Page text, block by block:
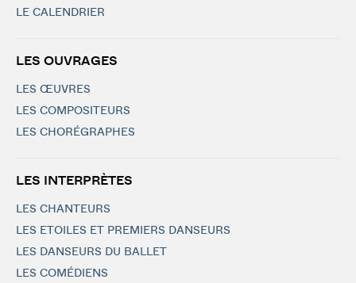
LE CALENDRIER
LES OUVRAGES
LES ŒUVRES
LES COMPOSITEURS
LES CHORÉGRAPHES
LES INTERPRÈTES
LES CHANTEURS
LES ETOILES ET PREMIERS DANSEURS
LES DANSEURS DU BALLET
LES COMÉDIENS